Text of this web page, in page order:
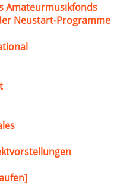
Amateurmusikfonds
Neustart-Programme